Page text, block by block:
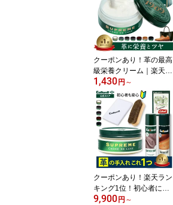
クーポンあり！革の最高
級栄養クリーム｜楽天ラ
ンキング1位【コロニル
公式店】コロニル 革 手
入れ 栄養クリーム レザ
ー クリーム 靴クリーム 1
909シュプリームクリー
ムデラックス 100ml 20m
l 栄養 保湿 ツヤ出し 靴
補色 バッグ 革製品 お手
入れ
1,430 円 ～
クーポンあり！楽天ラン
キング1位！初心者にも
【コロニル公式店】 コロ
9,900 円 ～